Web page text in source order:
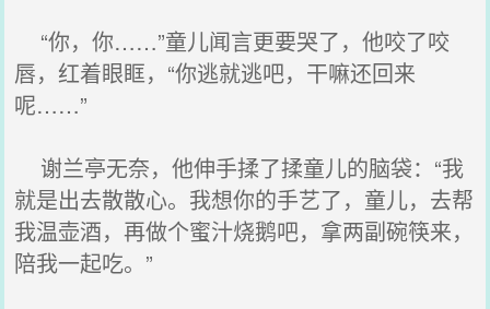
“你，你……”童儿闻言更要哭了，他咬了咬
唇，红着眼眶，“你逃就逃吧，干嘛还回来
呢……”
谢兰亭无奈，他伸手揉了揉童儿的脑袋：“我
就是出去散散心。我想你的手艺了，童儿，去帮
我温壶酒，再做个蜜汁烧鹅吧，拿两副碗筷来，
陪我一起吃。”